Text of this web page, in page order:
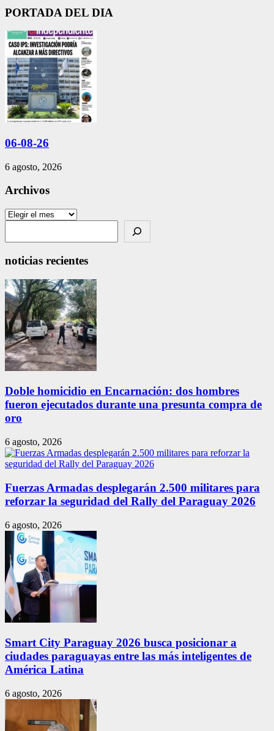
PORTADA DEL DIA
06-08-26
6 agosto, 2026
Archivos
Archivos
noticias recientes
Doble homicidio en Encarnación: dos hombres
fueron ejecutados durante una presunta compra de
oro
6 agosto, 2026
Fuerzas Armadas desplegarán 2.500 militares para
reforzar la seguridad del Rally del Paraguay 2026
6 agosto, 2026
Smart City Paraguay 2026 busca posicionar a
ciudades paraguayas entre las más inteligentes de
América Latina
6 agosto, 2026